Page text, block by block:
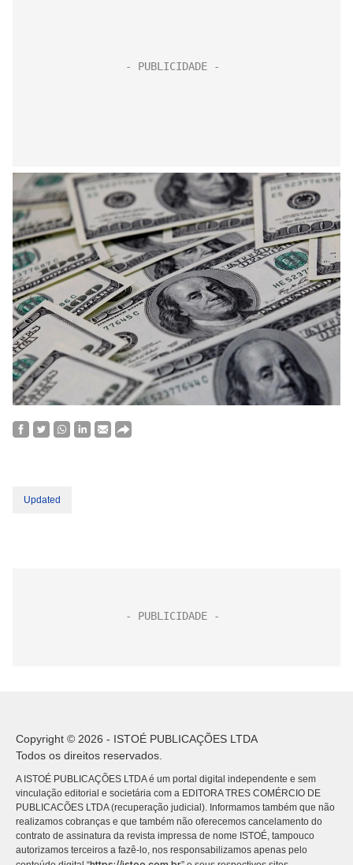
Updated
Copyright © 2026 - ISTOÉ PUBLICAÇÕES LTDA
Todos os direitos reservados.
A ISTOÉ PUBLICAÇÕES LTDA é um portal digital independente e sem
vinculação editorial e societária com a EDITORA TRES COMÉRCIO DE
PUBLICACÕES LTDA (recuperação judicial). Informamos também que não
realizamos cobranças e que também não oferecemos cancelamento do
contrato de assinatura da revista impressa de nome ISTOÉ, tampouco
autorizamos terceiros a fazê-lo, nos responsabilizamos apenas pelo